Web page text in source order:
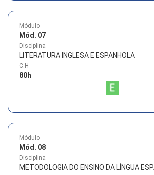
Módulo
Mód. 07
Disciplina
LITERATURA INGLESA E ESPANHOLA
C.H
80h
Módulo
Mód. 08
Disciplina
METODOLOGIA DO ENSINO DA LÍNGUA